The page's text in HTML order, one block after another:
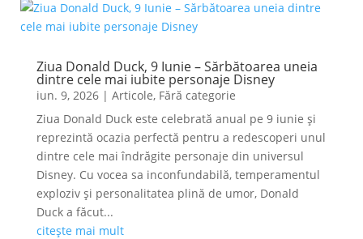
Ziua Donald Duck, 9 Iunie – Sărbătoarea uneia
dintre cele mai iubite personaje Disney
iun. 9, 2026| Articole, Fără categorie
Ziua Donald Duck este celebrată anual pe 9 iunie și
reprezintă ocazia perfectă pentru a redescoperi unul
dintre cele mai îndrăgite personaje din universul
Disney. Cu vocea sa inconfundabilă, temperamentul
exploziv și personalitatea plină de umor, Donald
Duck a făcut...
citește mai mult